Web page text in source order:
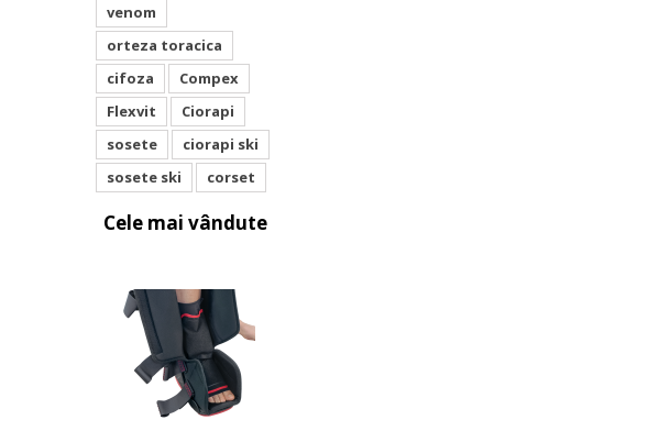
venom
orteza toracica
cifoza
Compex
Flexvit
Ciorapi
sosete
ciorapi ski
sosete ski
corset
Cele mai vândute